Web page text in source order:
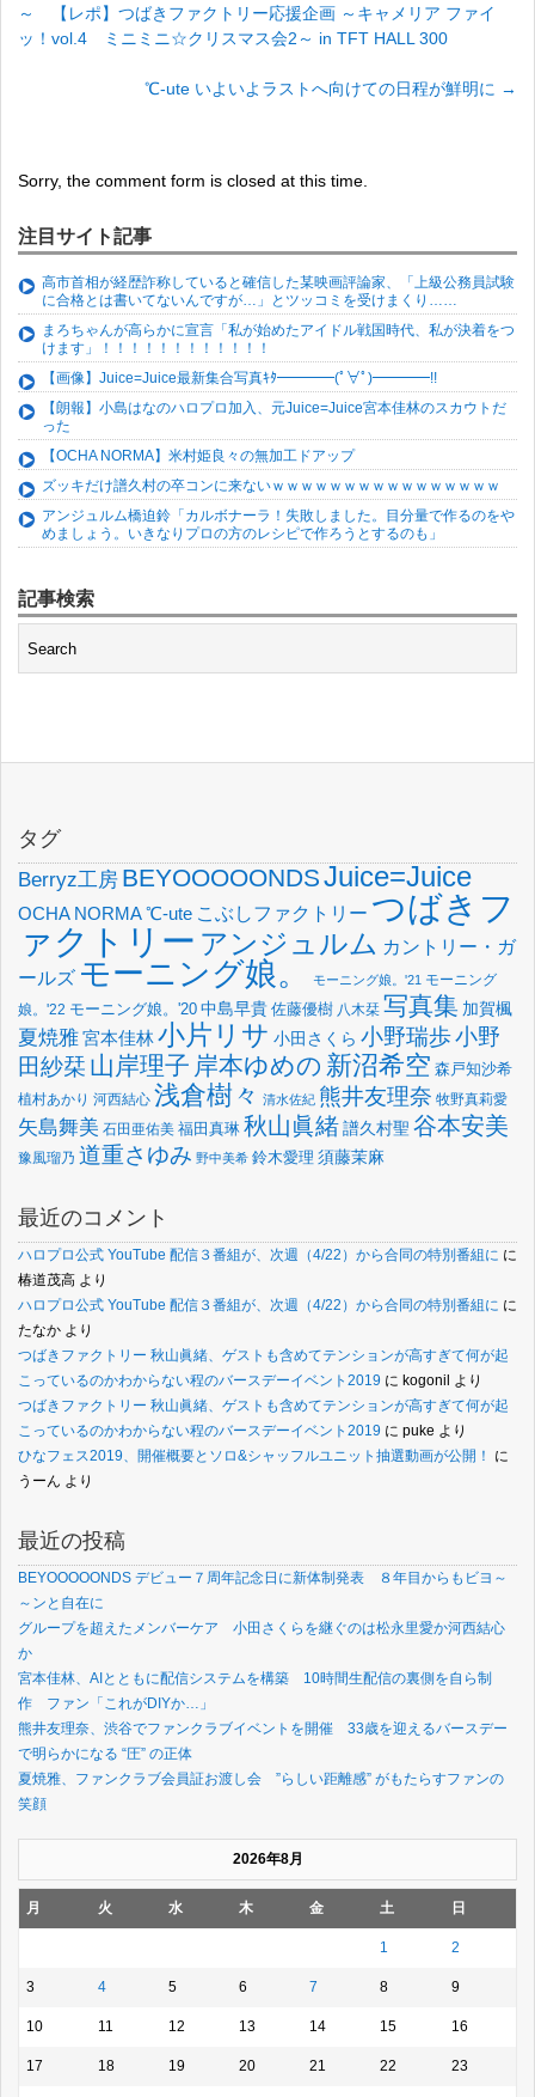
～ 【レポ】つばきファクトリー応援企画 ～キャメリア ファイ
ッ！vol.4 ミニミニ☆クリスマス会2～ in TFT HALL 300
℃-ute いよいよラストへ向けての日程が鮮明に →
Sorry, the comment form is closed at this time.
注目サイト記事
高市首相が経歴詐称していると確信した某映画評論家、「上級公務員試験
に合格とは書いてないんですが…」とツッコミを受けまくり……
まろちゃんが高らかに宣言「私が始めたアイドル戦国時代、私が決着をつ
けます」！！！！！！！！！！！！
【画像】Juice=Juice最新集合写真ｷﾀ━━━━(ﾟ∀ﾟ)━━━━!!
【朗報】小島はなのハロプロ加入、元Juice=Juice宮本佳林のスカウトだ
った
【OCHA NORMA】米村姫良々の無加工ドアップ
ズッキだけ譜久村の卒コンに来ないｗｗｗｗｗｗｗｗｗｗｗｗｗｗｗｗ
アンジュルム橋迫鈴「カルボナーラ！失敗しました。目分量で作るのをや
めましょう。いきなりプロの方のレシピで作ろうとするのも」
記事検索
タグ
Berryz工房 BEYOOOOONDSJuice=Juice
OCHA NORMA℃-ute こぶしファクトリー つばきフ
ァクトリー アンジュルム カントリー・ガ
ールズ モーニング娘。 モーニング娘。'21 モーニング
娘。'22 モーニング娘。'20 中島早貴 佐藤優樹 八木栞 写真集 加賀楓
夏焼雅宮本佳林小片リサ 小田さくら 小野瑞歩小野
田紗栞 山岸理子 岸本ゆめの 新沼希空 森戸知沙希
植村あかり 河西結心 浅倉樹々 清水佐紀 熊井友理奈 牧野真莉愛
矢島舞美 石田亜佑美 福田真琳 秋山眞緒譜久村聖 谷本安美
豫風瑠乃 道重さゆみ 野中美希 鈴木愛理 須藤茉麻
最近のコメント
ハロプロ公式 YouTube 配信３番組が、次週（4/22）から合同の特別番組に に
椿道茂高 より
ハロプロ公式 YouTube 配信３番組が、次週（4/22）から合同の特別番組に に
たなか より
つばきファクトリー 秋山眞緒、ゲストも含めてテンションが高すぎて何が起
こっているのかわからない程のバースデーイベント2019 に kogonil より
つばきファクトリー 秋山眞緒、ゲストも含めてテンションが高すぎて何が起
こっているのかわからない程のバースデーイベント2019 に puke より
ひなフェス2019、開催概要とソロ&シャッフルユニット抽選動画が公開！
に
うーん より
最近の投稿
BEYOOOOONDS デビュー７周年記念日に新体制発表 ８年目からもビヨ～
～ンと自在に
グループを超えたメンバーケア 小田さくらを継ぐのは松永里愛か河西結心
か
宮本佳林、AIとともに配信システムを構築 10時間生配信の裏側を自ら制
作 ファン「これがDIYか…」
熊井友理奈、渋谷でファンクラブイベントを開催 33歳を迎えるバースデー
で明らかになる “圧” の正体
夏焼雅、ファンクラブ会員証お渡し会 ”らしい距離感” がもたらすファンの
笑顔
2026年8月
月 火 水 木 金 土 日
1 2
3 4 5 6 7 8 9
10 11 12 13 14 15 16
17 18 19 20 21 22 23